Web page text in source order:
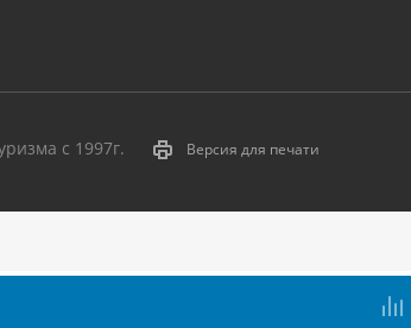
с 1997г. Версия для печати